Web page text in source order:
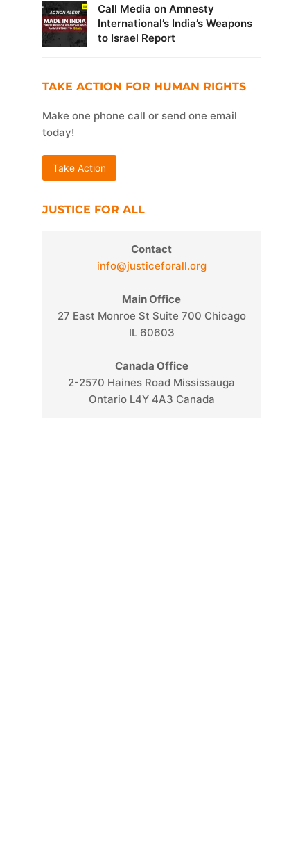
Call Media on Amnesty
International’s India’s Weapons
to Israel Report
TAKE ACTION FOR HUMAN RIGHTS
Make one phone call or send one email
today!
Take Action
JUSTICE FOR ALL
Contact
info@justiceforall.org
Main Office
27 East Monroe St Suite 700 Chicago
IL 60603
Canada Office
2-2570 Haines Road Mississauga
Ontario L4Y 4A3 Canada